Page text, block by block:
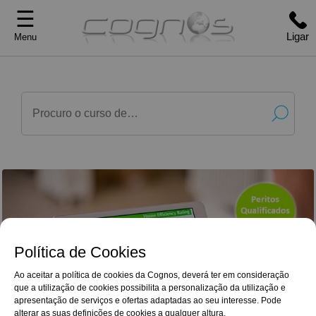
Política de Cookies
Ao aceitar a política de cookies da Cognos, deverá ter em consideração
que a utilização de cookies possibilita a personalização da utilização e
apresentação de serviços e ofertas adaptadas ao seu interesse. Pode
alterar as suas definições de cookies a qualquer altura.
☰
Menu Ligar
Google Reviews
4,9/5
Para além do enriquecimento e aprofundamento